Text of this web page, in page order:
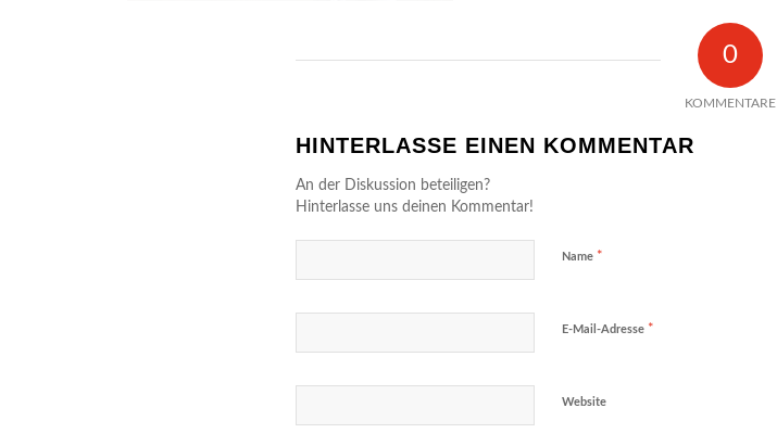
0
KOMMENTARE
HINTERLASSE EINEN KOMMENTAR
An der Diskussion beteiligen?
Hinterlasse uns deinen Kommentar!
Name *
E-Mail-Adresse *
Website